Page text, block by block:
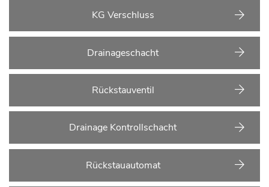
KG Verschluss
Drainageschacht
Rückstauventil
Drainage Kontrollschacht
Rückstauautomat